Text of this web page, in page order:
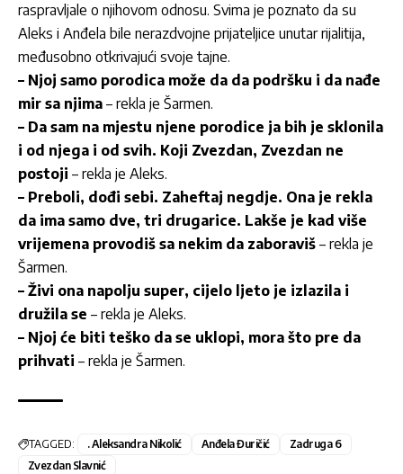
raspravljale o njihovom odnosu. Svima je poznato da su
Aleks i Anđela bile nerazdvojne prijateljice unutar rijalitija,
međusobno otkrivajući svoje tajne.
– Njoj samo porodica može da da podršku i da nađe
mir sa njima – rekla je Šarmen.
– Da sam na mjestu njene porodice ja bih je sklonila
i od njega i od svih. Koji Zvezdan, Zvezdan ne
postoji – rekla je Aleks.
– Preboli, dođi sebi. Zaheftaj negdje. Ona je rekla
da ima samo dve, tri drugarice. Lakše je kad više
vrijemena provodiš sa nekim da zaboraviš – rekla je
Šarmen.
– Živi ona napolju super, cijelo ljeto je izlazila i
družila se – rekla je Aleks.
– Njoj će biti teško da se uklopi, mora što pre da
prihvati – rekla je Šarmen.
TAGGED: . Aleksandra Nikolić Anđela Đuričić
Zadruga 6
Zvezdan Slavnić